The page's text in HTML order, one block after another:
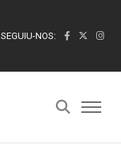
SEGUIU-NOS: